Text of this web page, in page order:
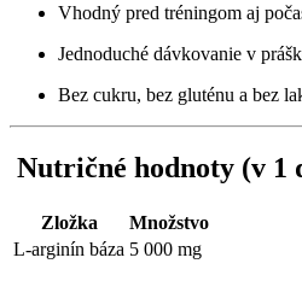
Vhodný pred tréningom aj
Jednoduché dávkovanie v
Bez cukru, bez gluténu a bez
Nutričné hodnoty (v 1
Zložka
Množstvo
L-arginín báza 5 000 mg